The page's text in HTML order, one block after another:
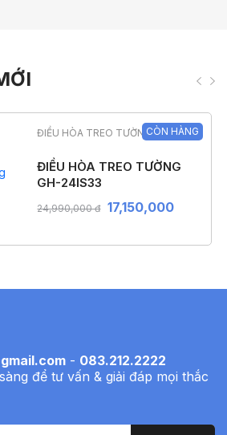
ĐIỀU HÒA TREO TƯỜNG
ĐIỀU HÒA TREO TƯỜNG
GH-24IS33
CÒN HÀNG
24,990,000 đ 17,150,000
- 083.212.2222
để tư vấn & giải đáp mọi thắc